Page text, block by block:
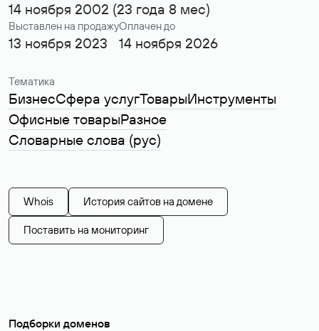
14 ноября 2002 (23 года 8 мес)
Выставлен на продажу
13 ноября 2023
Оплачен до
14 ноября 2026
Тематика
БизнесСфера услугТоварыИнструменты
Офисные товарыРазное
Словарные слова (рус)
Whois История сайтов на домене
Поставить на мониторинг
Подборки доменов